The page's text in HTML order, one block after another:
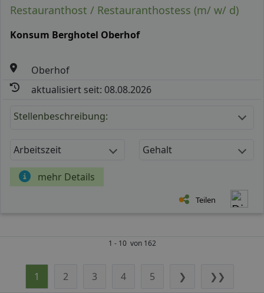
Restauranthost / Restauranthostess (m/ w/ d)
Konsum Berghotel Oberhof
Oberhof
aktualisiert seit: 08.08.2026
Stellenbeschreibung:
Arbeitszeit Gehalt
mehr Details
Teilen
1 - 10 von 162
1 2 3 4 5 ❯ ❯❯